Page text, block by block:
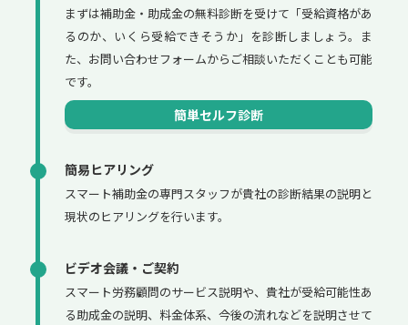
まずは補助金・助成金の無料診断を受けて「受給資格があ
るのか、いくら受給できそうか」を診断しましょう。ま
た、お問い合わせフォームからご相談いただくことも可能
です。
簡単セルフ診断
簡易ヒアリング
スマート補助金の専門スタッフが貴社の診断結果の説明と
現状のヒアリングを行います。
ビデオ会議・ご契約
スマート労務顧問のサービス説明や、貴社が受給可能性あ
る助成金の説明、料金体系、今後の流れなどを説明させて